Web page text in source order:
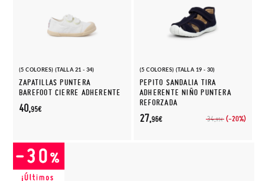
(5 COLORES) (TALLA 21 - 34)
ZAPATILLAS PUNTERA
BAREFOOT CIERRE ADHERENTE
40,95€
(5 COLORES) (TALLA 19 - 30)
PEPITO SANDALIA TIRA
ADHERENTE NIÑO PUNTERA
REFORZADA
34,95€ (-20%)
27,96€